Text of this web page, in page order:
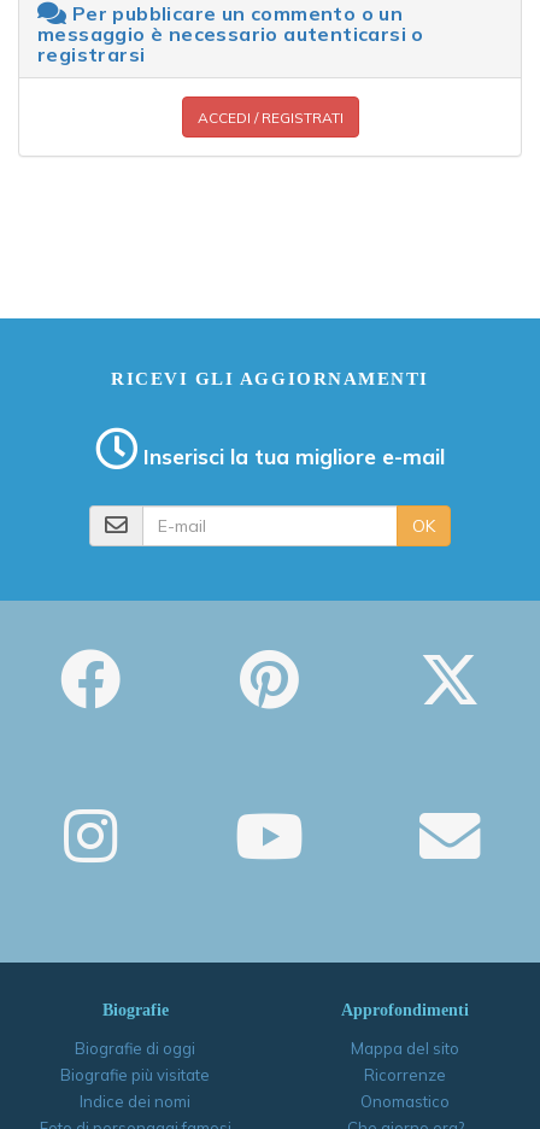
Per pubblicare un commento o un
messaggio è necessario autenticarsi o
registrarsi
ACCEDI / REGISTRATI
RICEVI GLI AGGIORNAMENTI
Inserisci la tua migliore e-mail
OK
Biografie
Biografie di oggi
Biografie più visitate
Indice dei nomi
Approfondimenti
Mappa del sito
Ricorrenze
Onomastico